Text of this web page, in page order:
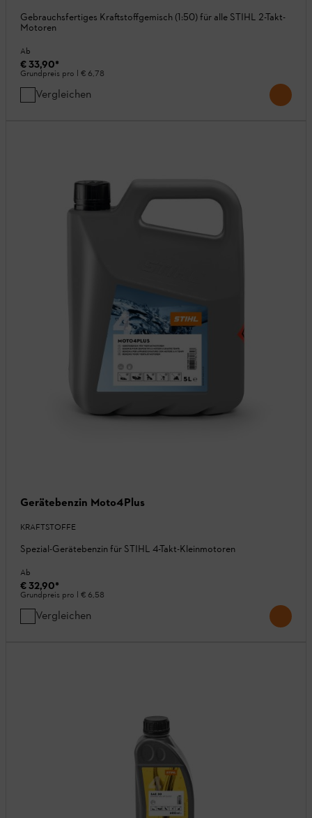
Gebrauchsfertiges Kraftstoffgemisch (1:50) für alle STIHL 2-Takt-
Motoren
Ab
€ 33,90*
Grundpreis pro l € 6,78
Vergleichen
Gerätebenzin Moto4Plus
KRAFTSTOFFE
Spezial-Gerätebenzin für STIHL 4-Takt-Kleinmotoren
Ab
€ 32,90*
Grundpreis pro l € 6,58
Vergleichen